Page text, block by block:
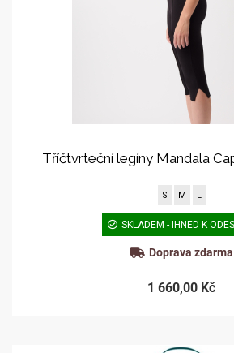
Tříčtvrteční legíny Mandala
S M L
SKLADEM - IHNED K
Doprava zdarma
1 660,00 Kč